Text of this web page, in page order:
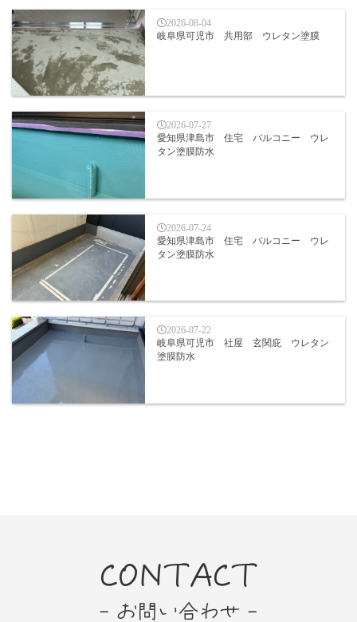
2026-08-04
岐阜県可児市 共用部 ウレタン塗膜
2026-07-27
愛知県津島市 住宅 バルコニー ウレ
タン塗膜防水
2026-07-24
愛知県津島市 住宅 バルコニー ウレ
タン塗膜防水
2026-07-22
岐阜県可児市 社屋 玄関庇 ウレタン
塗膜防水
CONTACT
- お問い合わせ -